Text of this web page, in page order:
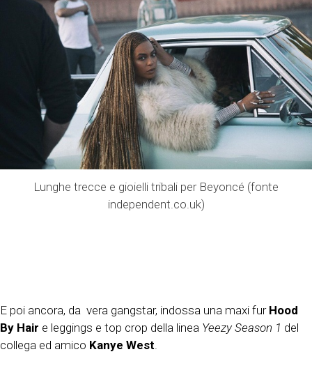
Lunghe trecce e gioielli tribali per Beyoncé (fonte
independent.co.uk)
E poi ancora, da vera gangstar, indossa una maxi fur Hood
By Hair e leggings e top crop della linea Yeezy Season 1 del
collega ed amico Kanye West